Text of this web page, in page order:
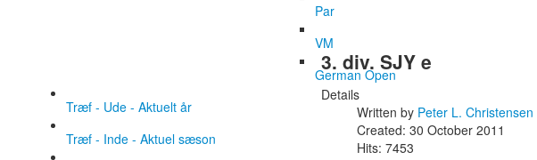
3. div. SJY e
Details
Written by Peter L. Christensen
Created: 30 October 2011
Hits: 7453
Par
VM
German Open
Træf - Ude - Aktuelt år
Træf - Inde - Aktuel sæson